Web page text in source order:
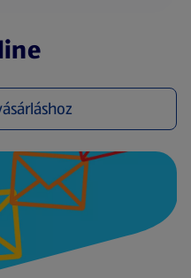
oldalon nyílik meg)